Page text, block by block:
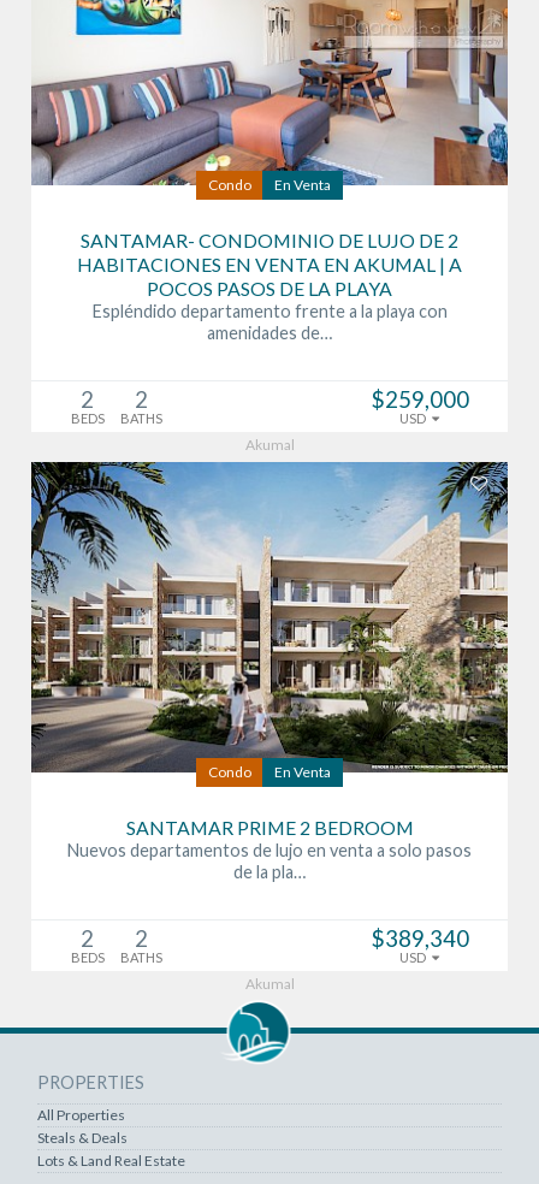
Condo En Venta
SANTAMAR- CONDOMINIO DE LUJO DE 2
HABITACIONES EN VENTA EN AKUMAL | A
POCOS PASOS DE LA PLAYA
Espléndido departamento frente a la playa con
amenidades de…
2
BEDS
2
BATHS
$259,000
USD
Akumal
Condo En Venta
SANTAMAR PRIME 2 BEDROOM
Nuevos departamentos de lujo en venta a solo pasos
de la pla…
2
BEDS
2
BATHS
$389,340
USD
Akumal
PROPERTIES
All Properties
Steals & Deals
Lots & Land Real Estate